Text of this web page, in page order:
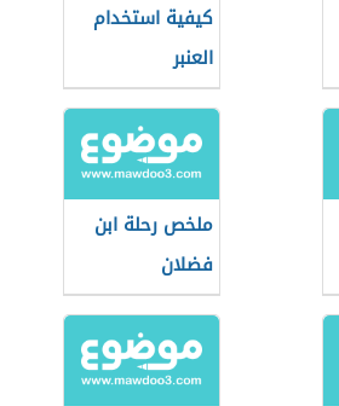
كيفية استخدام
العنبر
ملخص رحلة ابن
فضلان